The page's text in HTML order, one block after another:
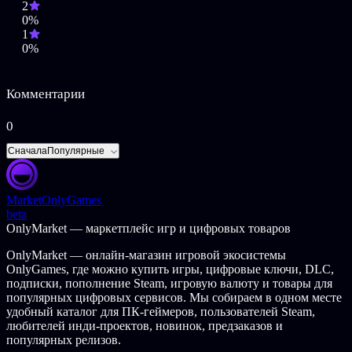
2
0%
1
0%
Комментарии
0
СначалаПопулярные
MarketOnlyGames
beta
OnlyMarket — маркетплейс игр и цифровых товаров
OnlyMarket — онлайн-магазин игровой экосистемы
OnlyGames, где можно купить игры, цифровые ключи, DLC,
подписки, пополнение Steam, игровую валюту и товары для
популярных цифровых сервисов. Мы собираем в одном месте
удобный каталог для ПК-геймеров, пользователей Steam,
любителей инди-проектов, новинок, предзаказов и
популярных релизов.